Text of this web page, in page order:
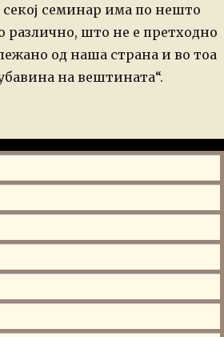
семинар има по нешто
различно, што не е претходно
од наша страна и во тоа
на вештината“.